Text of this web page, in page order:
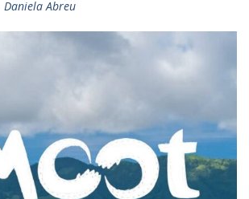
Daniela Abreu